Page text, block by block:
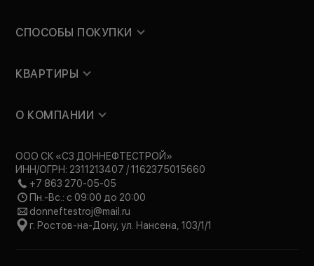
СПОСОБЫ ПОКУПКИ
КВАРТИРЫ
О КОМПАНИИ
ООО СК «СЗ ДОННЕФТЕСТРОЙ»
ИНН/ОГРН: 2311213407 / 1162375015660
+7 863 270-05-05
Пн.-Вс.: с 09:00 до 20:00
donneftestroj@mail.ru
г. Ростов-на-Дону, ул. Нансена, 103/1/1